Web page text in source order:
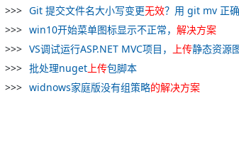
Git 提交文件名大小写变更无效？用 git mv 正
win10开始菜单图标显示不正常， 解决方案
VS调试运行ASP.NET MVC项目，
上传静态资源
批处理nuget 上传包脚本
widnows家庭版没有组策略的解决方案